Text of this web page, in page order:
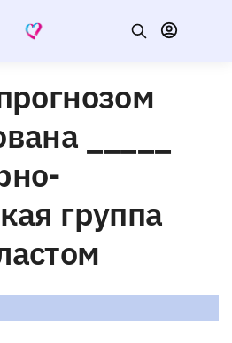
_____
группа